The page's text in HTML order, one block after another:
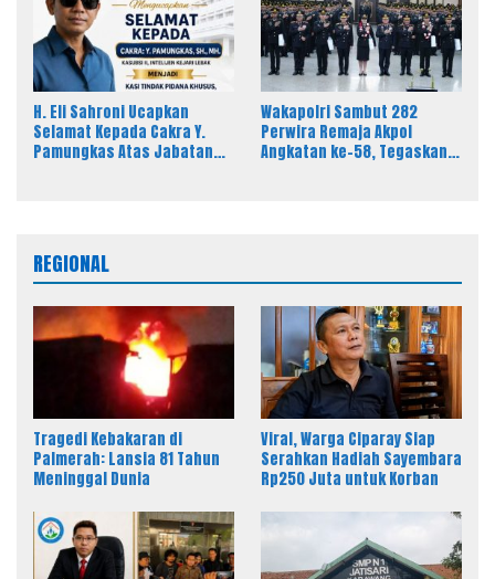
H. Eli Sahroni Ucapkan
Selamat Kepada Cakra Y.
Pamungkas Atas Jabatan
Wakapolri Sambut 282
Perwira Remaja Akpol
Angkatan ke-58, Tegaskan
REGIONAL
Tragedi Kebakaran di
Palmerah: Lansia 81 Tahun
Meninggal Dunia
Viral, Warga Ciparay Siap
Serahkan Hadiah Sayembara
Rp250 Juta untuk Korban